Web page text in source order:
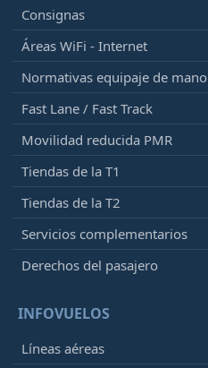
Consignas
Áreas WiFi - Internet
Normativas equipaje de mano
Fast Lane / Fast Track
Movilidad reducida PMR
Tiendas de la T1
Tiendas de la T2
Servicios complementarios
Derechos del pasajero
INFOVUELOS
Líneas aéreas